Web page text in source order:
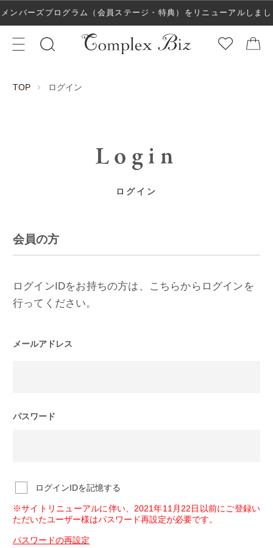
メンバーズプログラム（会員ステージ・特典）をリニューアルしまし
た！
TOP ログイン
Login
ログイン
会員の方
ログインIDをお持ちの方は、こちらからログインを
行ってください。
メールアドレス
パスワード
ログインIDを記憶する
※サイトリニューアルに伴い、2021年11月22日以前にご登録い
ただいたユーザー様はパスワード再設定が必要です。
パスワードの再設定